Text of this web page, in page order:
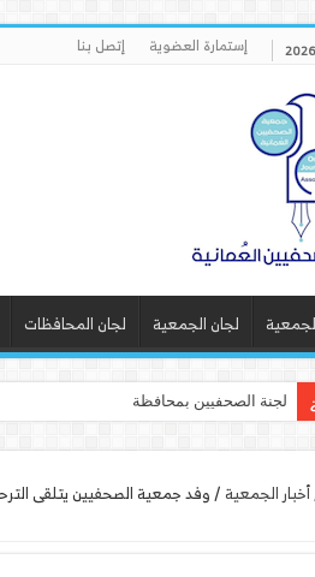
إستمارة العضوية إتصل بنا
لجان الجمعية لجان المحافظات
لجنة الصحفيين بمحافظة ظفار تنفذ ورشة عمل
أخبار الجمعية /وفد جمعية الصحفيين يتلقى